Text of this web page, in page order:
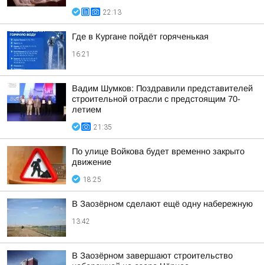
22:13
Где в Кургане пойдёт горяченькая
16:21
Вадим Шумков: Поздравили представителей
строительной отрасли с предстоящим 70-
летием
21:35
По улице Войкова будет временно закрыто
движение
18:25
В Заозёрном сделают ещё одну набережную
13:42
В Заозёрном завершают строительство